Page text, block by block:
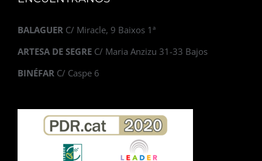
BALAGUER C/ Miracle, 9 Baixos 1ª
ARTESA DE SEGRE C/ Maria Anzizu 31-33 Bajos
BINÉFAR C/ Caspe 6